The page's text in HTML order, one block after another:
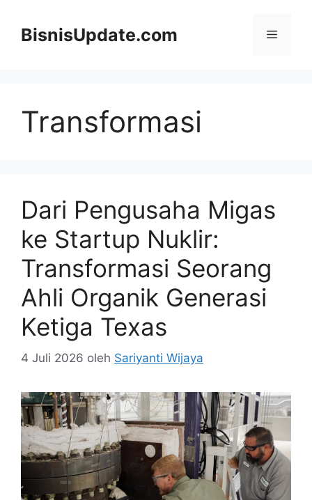
BisnisUpdate.com Menu
Transformasi
Dari Pengusaha Migas
ke Startup Nuklir:
Transformasi Seorang
Ahli Organik Generasi
Ketiga Texas
4 Juli 2026 oleh Sariyanti Wijaya